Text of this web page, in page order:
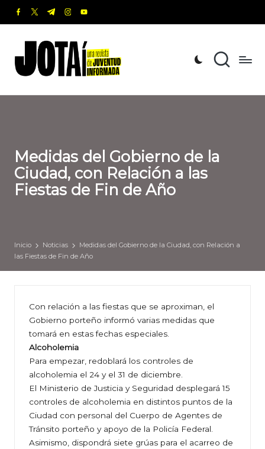
Saltar
contenido
facebook.com
twitter.com
t.me instagram.com
youtube.com
o
t
revista
de
Informada
Medidas del Gobierno de la
Ciudad, con Relación a las
Fiestas de Fin de Año
Inicio Noticias
Medidas del Gobierno de la Ciudad, con Relación a
las Fiestas de Fin de Año
Con relación a las fiestas que se aproximan, el
Gobierno porteño informó varias medidas que
tomará en estas fechas especiales.
Alcoholemia
Para empezar, redoblará los controles de
alcoholemia el 24 y el 31 de diciembre.
El Ministerio de Justicia y Seguridad desplegará 15
controles de alcoholemia en distintos puntos de la
Ciudad con personal del Cuerpo de Agentes de
Tránsito porteño y apoyo de la Policía Federal.
Asimismo, dispondrá siete grúas para el acarreo de